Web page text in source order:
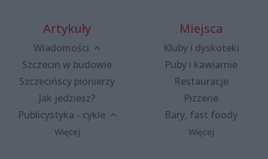
Artykuły
Wiadomości
Szczecin w budowie
Szczecińscy pionierzy
Jak jedziesz?
Publicystyka - cykle
Więcej
Miejsca
Kluby i dyskoteki
Puby i kawiarnie
Restauracje
Pizzerie
Bary, fast foody
Więcej